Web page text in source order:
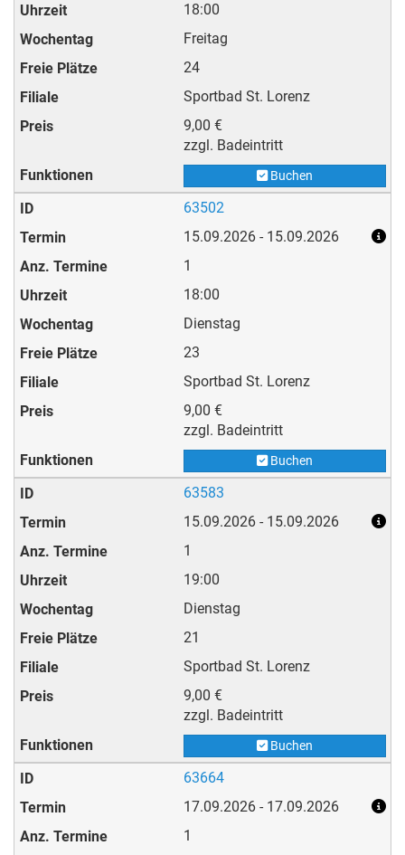
18:00
Freitag
24
Sportbad St. Lorenz
9,00 €
zzgl. Badeintritt
Buchen
63502
15.09.2026 - 15.09.2026
1
18:00
Dienstag
23
Sportbad St. Lorenz
9,00 €
zzgl. Badeintritt
Buchen
63583
15.09.2026 - 15.09.2026
1
19:00
Dienstag
21
Sportbad St. Lorenz
9,00 €
zzgl. Badeintritt
Buchen
63664
17.09.2026 - 17.09.2026
1